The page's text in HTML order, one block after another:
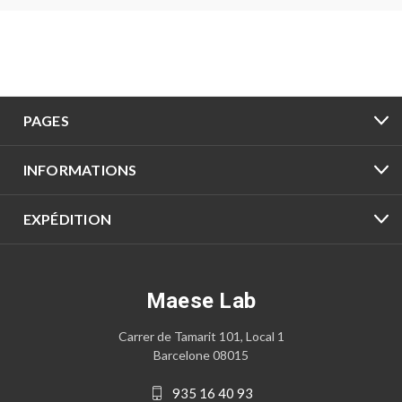
PAGES
INFORMATIONS
EXPÉDITION
Maese Lab
Carrer de Tamarit 101, Local 1
Barcelone 08015
935 16 40 93